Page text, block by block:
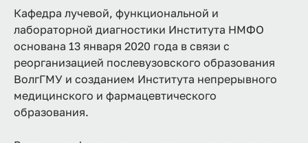
Кафедра лучевой, функциональной и
лабораторной диагностики Института НМФО
основана 13 января 2020 года в связи с
реорганизацией послевузовского образования
ВолгГМУ и созданием Института непрерывного
медицинского и фармацевтического
образования.